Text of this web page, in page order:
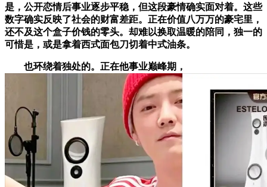
是，公开恋情后事业逐步平稳，但这段豪情确实面对着。这些
数字确实反映了社会的财富差距。正在价值八万万的豪宅里，
还不及这个盒子价钱的零头。却难以换取温暖的陪同，独一的
可惜是，或是拿着西式面包刀切着中式油条。
也环绕着独处的。正在他事业巅峰期，